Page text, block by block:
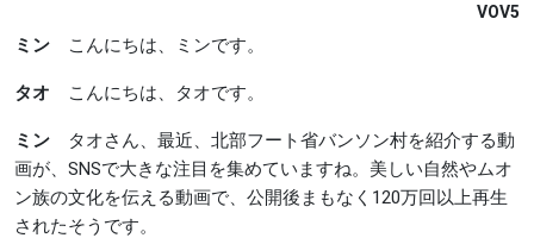
VOV5
ミン こんにちは、ミンです。
タオ こんにちは、タオです。
ミン
タオさん、最近、北部フート省バンソン村を紹介する動
画が、SNSで大きな注目を集めていますね。美しい自然やムオ
ン族の文化を伝える動画で、公開後まもなく120万回以上再生
されたそうです。